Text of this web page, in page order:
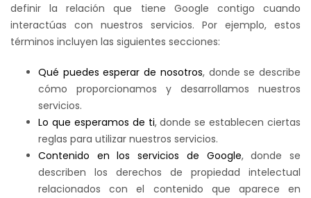
definir la relación que tiene Google contigo cuando
interactúas con nuestros servicios. Por ejemplo, estos
términos incluyen las siguientes secciones:
Qué puedes esperar de nosotros, donde se describe
cómo proporcionamos y desarrollamos nuestros
servicios.
Lo que esperamos de ti, donde se establecen ciertas
reglas para utilizar nuestros servicios.
Contenido en los servicios de Google, donde se
describen los derechos de propiedad intelectual
relacionados con el contenido que aparece en